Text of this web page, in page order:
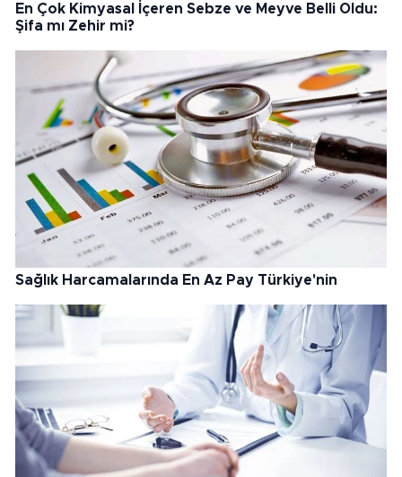
En Çok Kimyasal İçeren Sebze ve Meyve Belli Oldu:
Şifa mı Zehir mi?
Sağlık Harcamalarında En Az Pay Türkiye'nin